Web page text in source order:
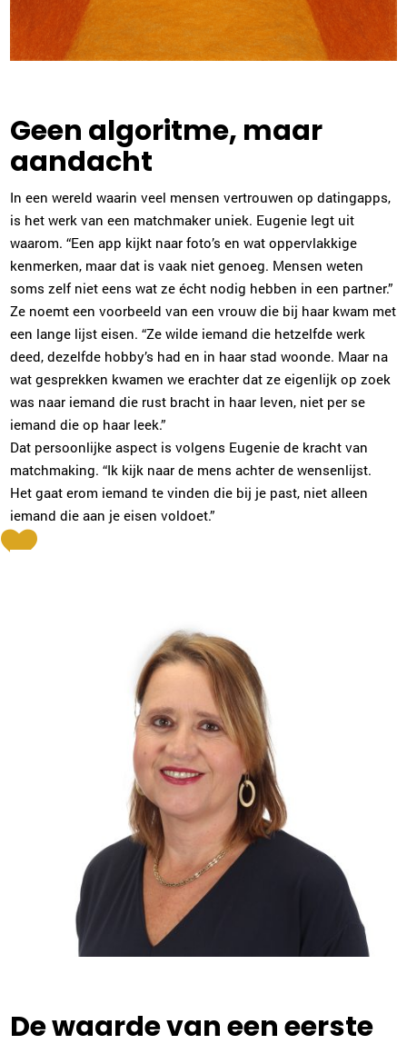
Geen algoritme, maar
aandacht
In een wereld waarin veel mensen vertrouwen op datingapps,
is het werk van een matchmaker uniek. Eugenie legt uit
waarom. “Een app kijkt naar foto’s en wat oppervlakkige
kenmerken, maar dat is vaak niet genoeg. Mensen weten
soms zelf niet eens wat ze écht nodig hebben in een partner.”
Ze noemt een voorbeeld van een vrouw die bij haar kwam met
een lange lijst eisen. “Ze wilde iemand die hetzelfde werk
deed, dezelfde hobby’s had en in haar stad woonde. Maar na
wat gesprekken kwamen we erachter dat ze eigenlijk op zoek
was naar iemand die rust bracht in haar leven, niet per se
iemand die op haar leek.”
Dat persoonlijke aspect is volgens Eugenie de kracht van
matchmaking. “Ik kijk naar de mens achter de wensenlijst.
Het gaat erom iemand te vinden die bij je past, niet alleen
iemand die aan je eisen voldoet.”
De waarde van een eerste